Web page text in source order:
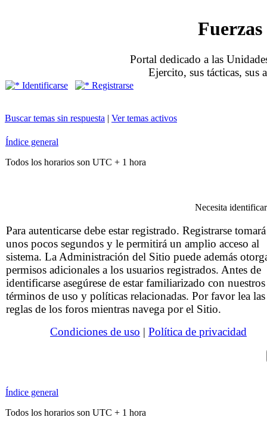
Portal dedicado a las
Ejercito, sus tácticas, sus
Identificarse Registrarse
Buscar temas sin respuesta | Ver temas activos
Índice general
Todos los horarios son UTC + 1 hora
Necesita
Para autenticarse debe estar registrado. Registrarse
unos pocos segundos y le permitirá un amplio acceso al
sistema. La Administración del Sitio puede además
permisos adicionales a los usuarios registrados. Antes de
identificarse asegúrese de estar familiarizado con nuestros
términos de uso y políticas relacionadas. Por favor lea las
reglas de los foros mientras navega por el Sitio.
Condiciones de uso | Política de privacidad
Índice general
Todos los horarios son UTC + 1 hora